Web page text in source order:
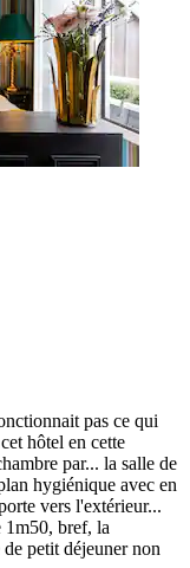
pas ce qui
hôtel en cette
par... la salle de
hygiénique avec en
vers l'extérieur...
1m50, bref, la
petit déjeuner non